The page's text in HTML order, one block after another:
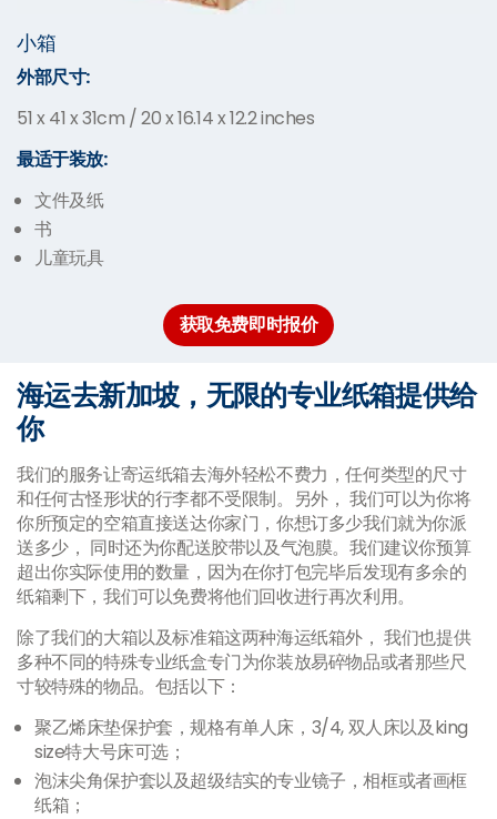
小箱
外部尺寸:
51 x 41 x 31cm / 20 x 16.14 x 12.2 inches
最适于装放:
文件及纸
书
儿童玩具
获取免费即时报价
海运去新加坡，无限的专业纸箱提供给
你
我们的服务让寄运纸箱去海外轻松不费力，任何类型的尺寸
和任何古怪形状的行李都不受限制。另外， 我们可以为你将
你所预定的空箱直接送达你家门，你想订多少我们就为你派
送多少， 同时还为你配送胶带以及气泡膜。我们建议你预算
超出你实际使用的数量，因为在你打包完毕后发现有多余的
纸箱剩下，我们可以免费将他们回收进行再次利用。
除了我们的大箱以及标准箱这两种海运纸箱外， 我们也提供
多种不同的特殊专业纸盒专门为你装放易碎物品或者那些尺
寸较特殊的物品。包括以下：
聚乙烯床垫保护套，规格有单人床，3/4, 双人床以及king
size特大号床可选；
泡沫尖角保护套以及超级结实的专业镜子，相框或者画框
纸箱；